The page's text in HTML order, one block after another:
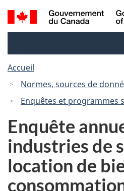
à
Recherche
et
Accueil
Normes, sources de
Enquêtes et programmes
Enquête
industries de
location de